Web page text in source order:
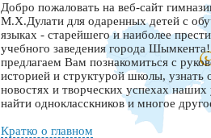
Добро пожаловать на веб-сайт
М.Х.Дулати для одаренных детей с
языках - старейшего и наиболее
учебного заведения города
предлагаем Вам познакомиться с
историей и структурой школы, узнать
новостях и творческих успехах наших
найти однокласскников и многое
Кратко о главном